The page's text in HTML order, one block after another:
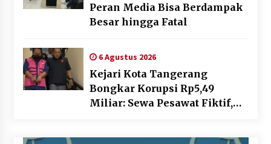
Peran Media Bisa Berdampak
Besar hingga Fatal
6 Agustus 2026
Kejari Kota Tangerang
Bongkar Korupsi Rp5,49
Miliar: Sewa Pesawat Fiktif,